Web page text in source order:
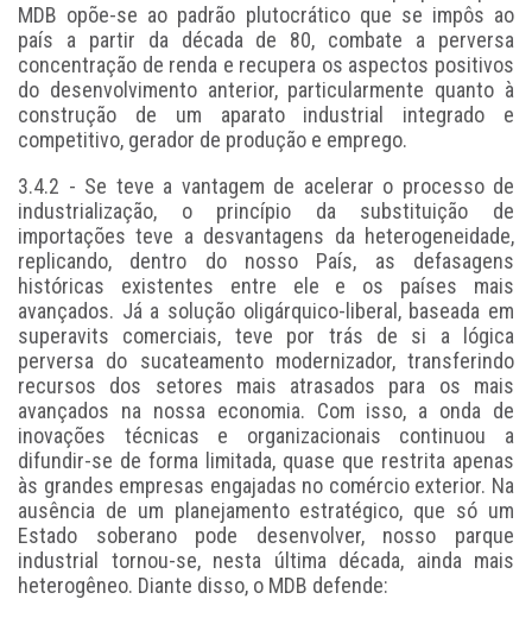
MDB opõe-se ao padrão plutocrático que se impôs ao
país a partir da década de 80, combate a perversa
concentração de renda e recupera os aspectos positivos
do desenvolvimento anterior, particularmente quanto à
construção de um aparato industrial integrado e
competitivo, gerador de produção e emprego.
3.4.2 - Se teve a vantagem de acelerar o processo de
industrialização, o princípio da substituição de
importações teve a desvantagens da heterogeneidade,
replicando, dentro do nosso País, as defasagens
históricas existentes entre ele e os países mais
avançados. Já a solução oligárquico-liberal, baseada em
superavits comerciais, teve por trás de si a lógica
perversa do sucateamento modernizador, transferindo
recursos dos setores mais atrasados para os mais
avançados na nossa economia. Com isso, a onda de
inovações técnicas e organizacionais continuou a
difundir-se de forma limitada, quase que restrita apenas
às grandes empresas engajadas no comércio exterior. Na
ausência de um planejamento estratégico, que só um
Estado soberano pode desenvolver, nosso parque
industrial tornou-se, nesta última década, ainda mais
heterogêneo. Diante disso, o MDB defende: